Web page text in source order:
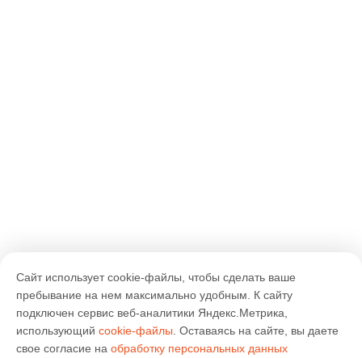
Сайт использует cookie-файлы, чтобы сделать ваше
пребывание на нем максимально удобным. К cайту
подключен сервис веб-аналитики Яндекс.Метрика,
использующий cookie-файлы . Оставаясь на сайте, вы даете
свое согласие на обработку персональных данных